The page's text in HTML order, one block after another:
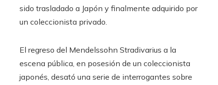
sido trasladado a Japón y finalmente adquirido por
un coleccionista privado.
El regreso del Mendelssohn Stradivarius a la
escena pública, en posesión de un coleccionista
japonés, desató una serie de interrogantes sobre